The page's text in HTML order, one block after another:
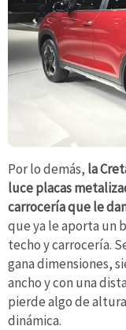
Por lo demás, la
luce placas
carrocería que le
que ya le aporta un
techo y carrocería.
gana dimensiones,
ancho y con una
pierde algo de
dinámica.